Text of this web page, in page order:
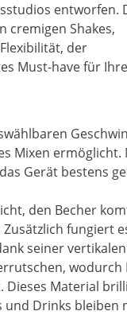
entworfen.
cremigen Shakes,
der
Must-have für
Mixen
Gerät bestens
den Becher
fungiert
seiner
Material
Drinks